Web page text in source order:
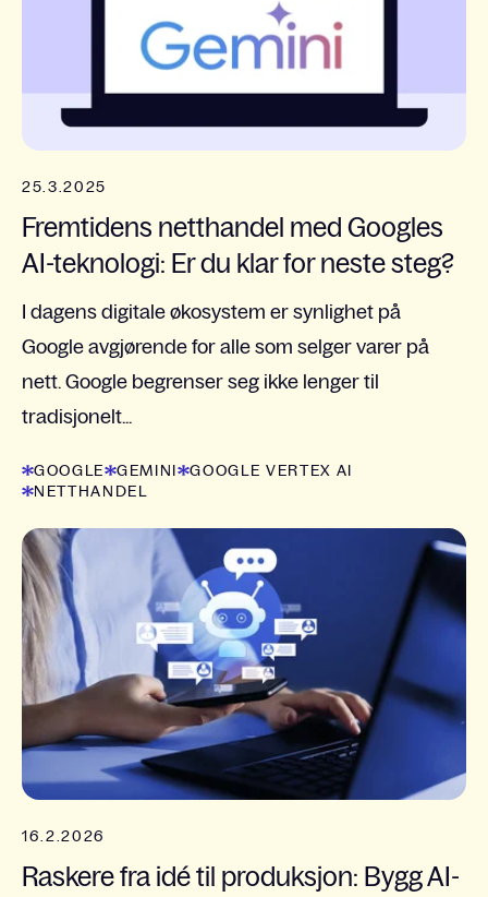
25.3.2025
Fremtidens netthandel med Googles
AI-teknologi: Er du klar for neste steg?
I dagens digitale økosystem er synlighet på
Google avgjørende for alle som selger varer på
nett. Google begrenser seg ikke lenger til
tradisjonelt...
GOOGLE GEMINI
GOOGLE VERTEX AI
NETTHANDEL
16.2.2026
Raskere fra idé til produksjon: Bygg AI-